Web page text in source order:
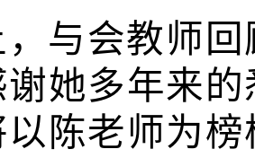
与会教师
谢她多年来
陈老师为